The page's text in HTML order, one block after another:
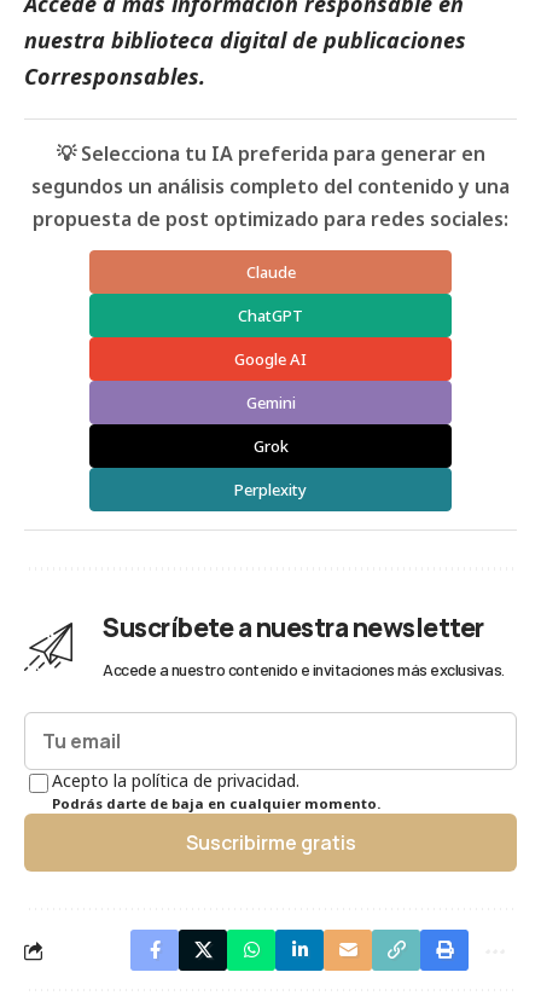
nuestra biblioteca digital de publicaciones
Corresponsables.
💡 Selecciona tu IA preferida para generar en
segundos un análisis completo del contenido y una
propuesta de post optimizado para redes sociales:
Claude
ChatGPT
Google AI
Gemini
Grok
Perplexity
Suscríbete a nuestra newsletter
Accede a nuestro contenido e invitaciones más exclusivas.
Acepto la política de privacidad.
Podrás darte de baja en cualquier momento.
Suscribirme gratis